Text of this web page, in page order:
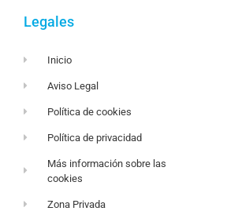
Legales
Inicio
Aviso Legal
Política de cookies
Política de privacidad
Más información sobre las
cookies
Zona Privada